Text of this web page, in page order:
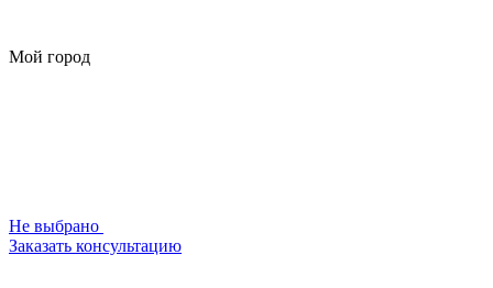
Мой город
Не выбрано
Заказать консультацию